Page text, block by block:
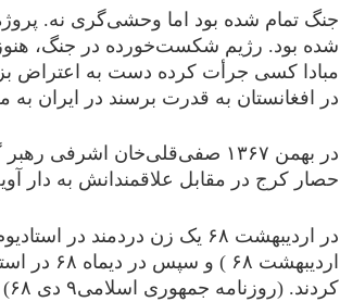
جنگ تمام شده بود اما وحشی‌گری نه.
شده بود. رژیم شکست‌خورده در جنگ،
مبادا کسی جرأت کرده دست به اعتراض
در افغانستان به قدرت برسند در ایران
در بهمن ۱۳۶۷ صفی‌قلی‌خان
حصار کرج در مقابل علاقمندانش به دار
کردند. (روزنامه جمهوری اسلامی۹ دی ۶۸)